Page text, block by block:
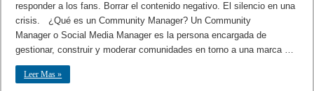
responder a los fans. Borrar el contenido negativo. El silencio en una
crisis. ¿Qué es un Community Manager? Un Community
Manager o Social Media Manager es la persona encargada de
gestionar, construir y moderar comunidades en torno a una marca …
Leer Mas »